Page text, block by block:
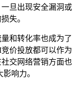
旦出现安全漏洞或
失。
和转化率也成为了
价投放都可以作为
交网络营销方面也
响力。